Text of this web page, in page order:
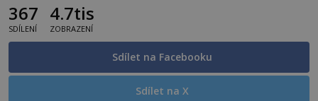
367
SDÍLENÍ
4.7tis
ZOBRAZENÍ
Sdílet na Facebooku
Sdílet na X